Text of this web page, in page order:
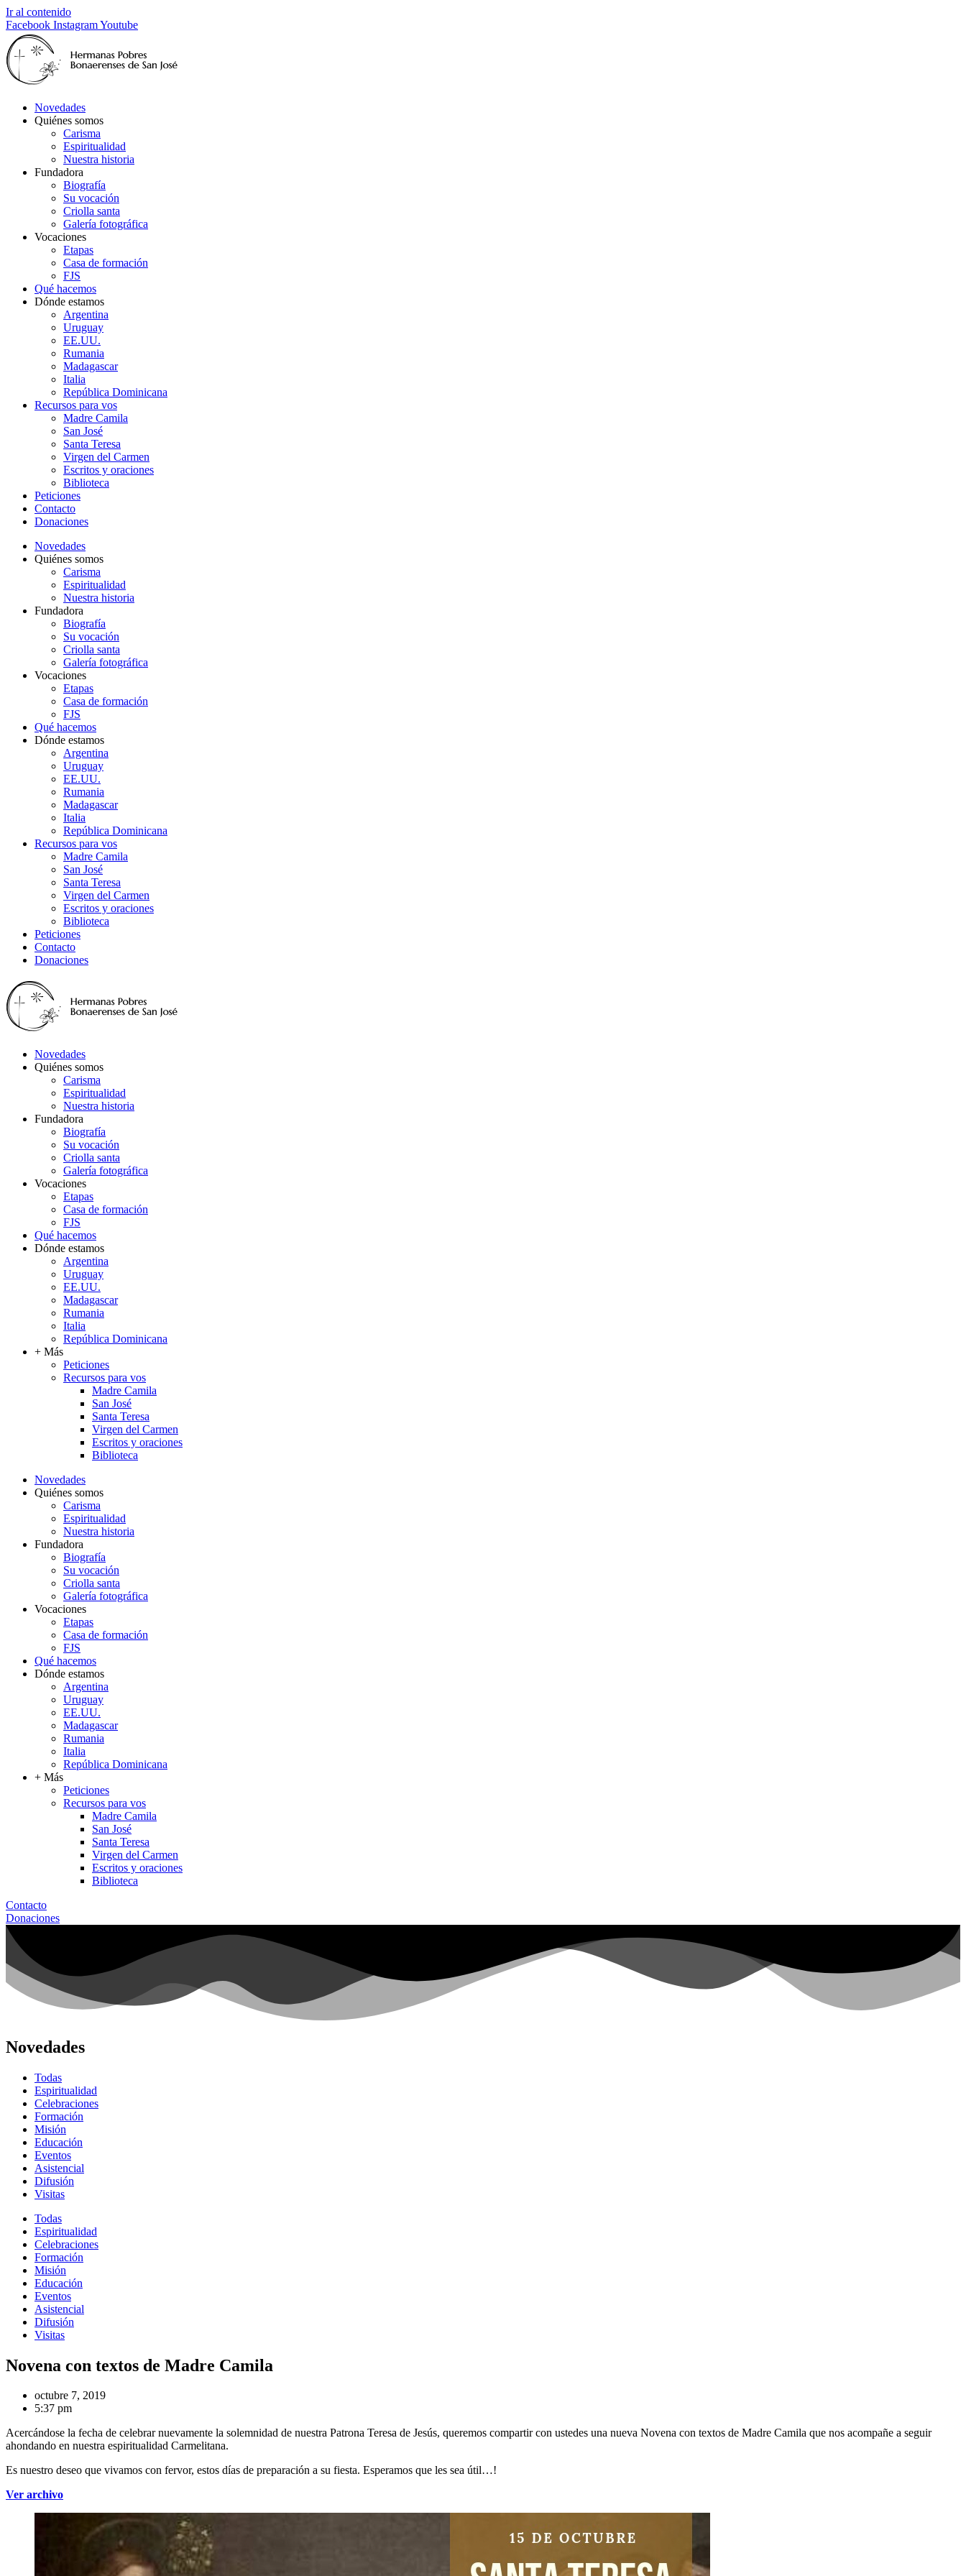
Ir al contenido
Facebook InstagramYoutube
Novedades
Quiénes somos
Carisma
Espiritualidad
Nuestra historia
Fundadora
Biografía
Su vocación
Criolla santa
Galería fotográfica
Vocaciones
Etapas
Casa de formación
FJS
Qué hacemos
Dónde estamos
Argentina
Uruguay
EE.UU.
Rumania
Madagascar
Italia
República Dominicana
Recursos para vos
Madre Camila
San José
Santa Teresa
Virgen del Carmen
Escritos y oraciones
Biblioteca
Peticiones
Contacto
Donaciones
Novedades
Quiénes somos
Carisma
Espiritualidad
Nuestra historia
Fundadora
Biografía
Su vocación
Criolla santa
Galería fotográfica
Vocaciones
Etapas
Casa de formación
FJS
Qué hacemos
Dónde estamos
Argentina
Uruguay
EE.UU.
Rumania
Madagascar
Italia
República Dominicana
Recursos para vos
Madre Camila
San José
Santa Teresa
Virgen del Carmen
Escritos y oraciones
Biblioteca
Peticiones
Contacto
Donaciones
Novedades
Quiénes somos
Carisma
Espiritualidad
Nuestra historia
Fundadora
Biografía
Su vocación
Criolla santa
Galería fotográfica
Vocaciones
Etapas
Casa de formación
FJS
Qué hacemos
Dónde estamos
Argentina
Uruguay
EE.UU.
Madagascar
Rumania
Italia
República Dominicana
+ Más
Peticiones
Recursos para vos
Madre Camila
San José
Santa Teresa
Virgen del Carmen
Escritos y oraciones
Biblioteca
Novedades
Quiénes somos
Carisma
Espiritualidad
Nuestra historia
Fundadora
Biografía
Su vocación
Criolla santa
Galería fotográfica
Vocaciones
Etapas
Casa de formación
FJS
Qué hacemos
Dónde estamos
Argentina
Uruguay
EE.UU.
Madagascar
Rumania
Italia
República Dominicana
+ Más
Peticiones
Recursos para vos
Madre Camila
San José
Santa Teresa
Virgen del Carmen
Escritos y oraciones
Biblioteca
Contacto
Donaciones
Novedades
Todas
Espiritualidad
Celebraciones
Formación
Misión
Educación
Eventos
Asistencial
Difusión
Visitas
Todas
Espiritualidad
Celebraciones
Formación
Misión
Educación
Eventos
Asistencial
Difusión
Visitas
Novena con textos de Madre Camila
octubre 7, 2019
5:37 pm
Acercándose la fecha de celebrar nuevamente la solemnidad de nuestra Patrona Teresa de Jesús, queremos compartir con ustedes una nueva Novena con textos de Madre Camila que nos acompañe a seguir
ahondando en nuestra espiritualidad Carmelitana.
Es nuestro deseo que vivamos con fervor, estos días de preparación a su fiesta. Esperamos que les sea útil…!
Ver archivo